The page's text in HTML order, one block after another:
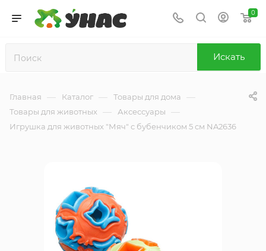
0
Искать
Главная — Каталог — Товары для дома —
Товары для животных — Аксессуары —
Игрушка для животных "Мяч" с бубенчиком 5 см NA2636